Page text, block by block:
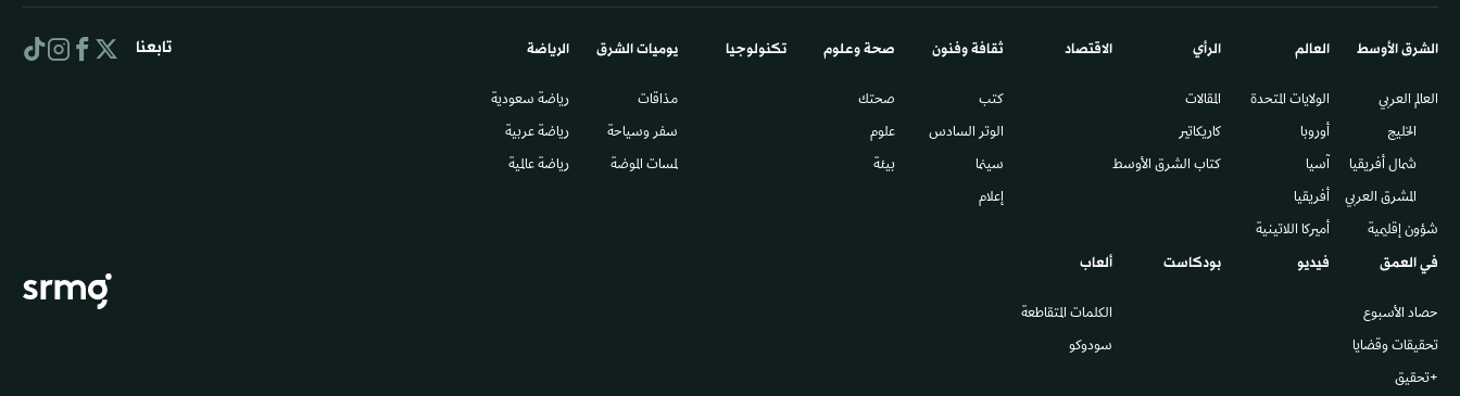
الشرق الأوسط​
العالم العربي
الخليج
شمال أفريقيا
المشرق العربي
شؤون إقليمية
العالم
الولايات المتحدة
أوروبا
آسيا
أفريقيا
أميركا اللاتينية
الرأي
المقالات
كاريكاتير
كتاب الشرق الأوسط
الاقتصاد ثقافة وفنون
كتب
الوتر السادس​
سينما
إعلام
صحة وعلوم
صحتك
علوم
بيئة
تكنولوجيا يوميات الشرق​
مذاقات
سفر وسياحة
لمسات الموضة
الرياضة
رياضة سعودية
رياضة عربية
رياضة عالمية
في العمق
حصاد الأسبوع
تحقيقات وقضايا
+تحقيق
فيديو بودكاست ألعاب
الكلمات المتقاطعة
سودوكو
تابعنا